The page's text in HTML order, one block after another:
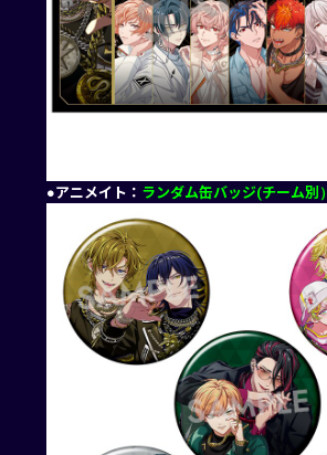
●アニメイト： ランダム缶バッジ(チーム別）